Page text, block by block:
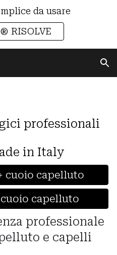
da usare
RISOLVE
professionali
in Italy
cuoio capelluto
capelluto
professionale
e capelli